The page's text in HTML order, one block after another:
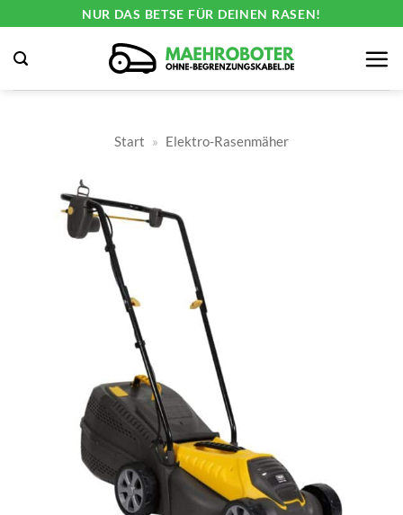
springen
NUR DAS BETSE FÜR DEINEN RASEN!
Start » Elektro-Rasenmäher